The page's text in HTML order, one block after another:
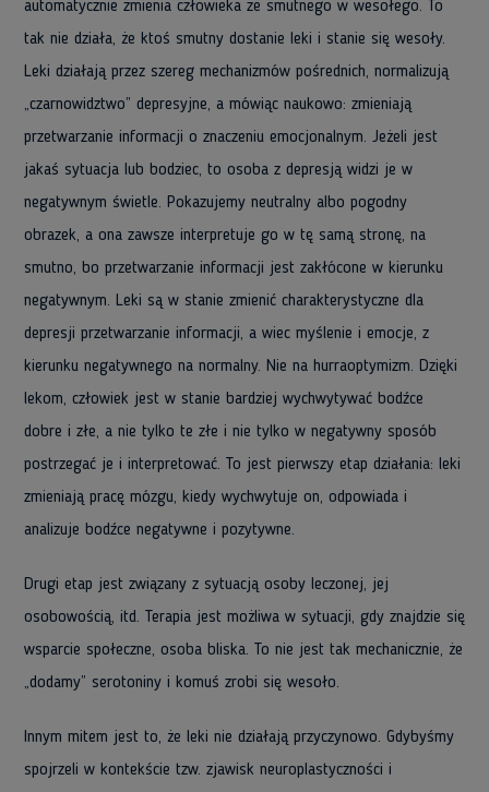
automatycznie zmienia człowieka ze smutnego w wesołego. To
tak nie działa, że ktoś smutny dostanie leki i stanie się wesoły.
Leki działają przez szereg mechanizmów pośrednich, normalizują
„czarnowidztwo” depresyjne, a mówiąc naukowo: zmieniają
przetwarzanie informacji o znaczeniu emocjonalnym. Jeżeli jest
jakaś sytuacja lub bodziec, to osoba z depresją widzi je w
negatywnym świetle. Pokazujemy neutralny albo pogodny
obrazek, a ona zawsze interpretuje go w tę samą stronę, na
smutno, bo przetwarzanie informacji jest zakłócone w kierunku
negatywnym. Leki są w stanie zmienić charakterystyczne dla
depresji przetwarzanie informacji, a wiec myślenie i emocje, z
kierunku negatywnego na normalny. Nie na hurraoptymizm. Dzięki
lekom, człowiek jest w stanie bardziej wychwytywać bodźce
dobre i złe, a nie tylko te złe i nie tylko w negatywny sposób
postrzegać je i interpretować. To jest pierwszy etap działania: leki
zmieniają pracę mózgu, kiedy wychwytuje on, odpowiada i
analizuje bodźce negatywne i pozytywne.
Drugi etap jest związany z sytuacją osoby leczonej, jej
osobowością, itd. Terapia jest możliwa w sytuacji, gdy znajdzie się
wsparcie społeczne, osoba bliska. To nie jest tak mechanicznie, że
„dodamy” serotoniny i komuś zrobi się wesoło.
Innym mitem jest to, że leki nie działają przyczynowo. Gdybyśmy
spojrzeli w kontekście tzw. zjawisk neuroplastyczności i